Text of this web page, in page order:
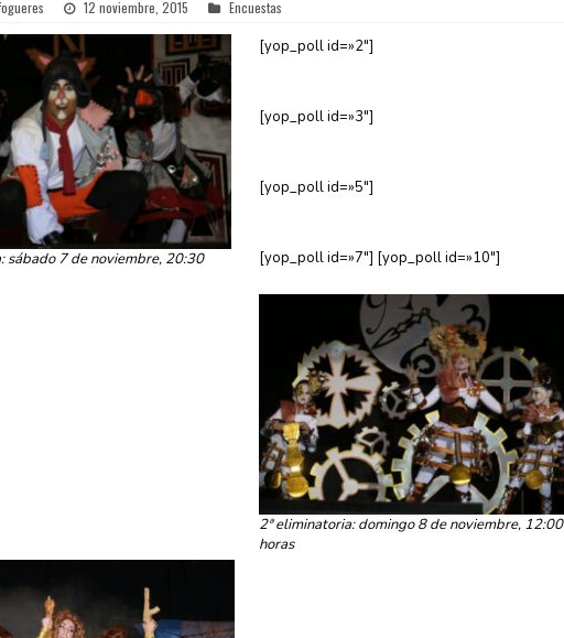
12 noviembre, 2015 Encuestas
sábado 7 de noviembre, 20:30
[yop_poll id=»2″]
2ª eliminatoria: domingo 8 de noviembre, 12:00
horas
[yop_poll id=»3″]
[yop_poll id=»5″]
[yop_poll id=»7″] [yop_poll id=»10″]